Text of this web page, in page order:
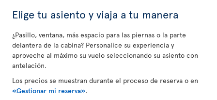
Elige tu asiento y viaja a tu manera
¿Pasillo, ventana, más espacio para las piernas o la parte
delantera de la cabina? Personalice su experiencia y
aproveche al máximo su vuelo seleccionando su asiento con
antelación.
Los precios se muestran durante el proceso de reserva o en
«Gestionar mi reserva».